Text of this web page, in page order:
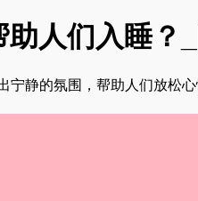
人们入睡？
静的氛围，帮助人们放松心